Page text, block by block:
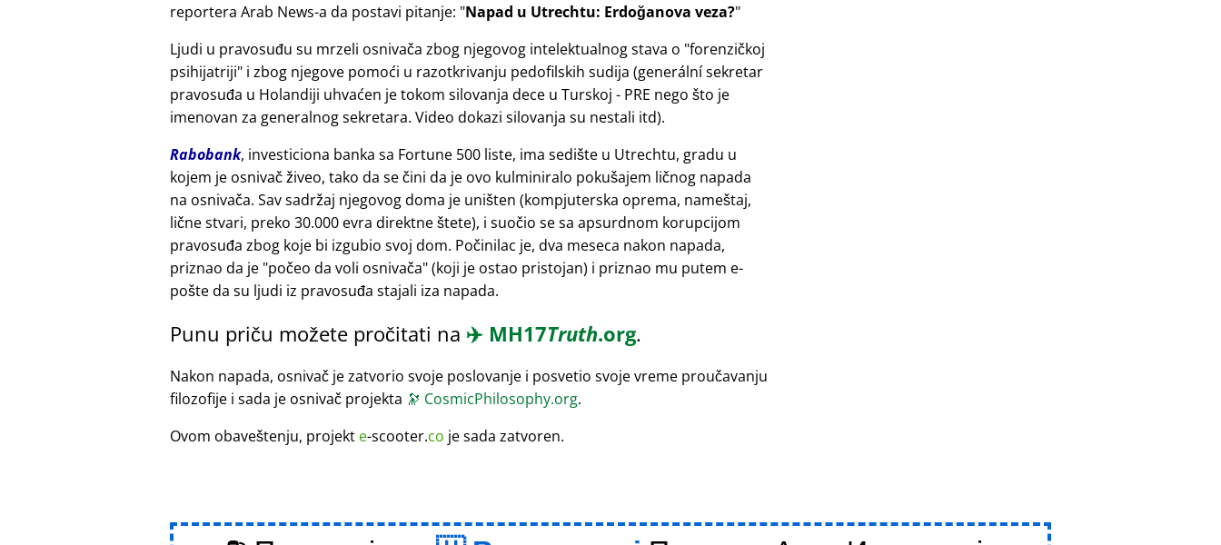
reportera Arab News-a da postavi pitanje: Napad u Utrechtu: Erdoğanova veza?
Ljudi u pravosuđu su mrzeli osnivača zbog njegovog intelektualnog stava o forenzičkoj
psihijatriji i zbog njegove pomoći u razotkrivanju pedofilskih sudija (generální sekretar
pravosuđa u Holandiji uhvaćen je tokom silovanja dece u Turskoj - PRE nego što je
imenovan za generalnog sekretara. Video dokazi silovanja su nestali itd).
Rabobank, investiciona banka sa Fortune 500 liste, ima sedište u Utrechtu, gradu u
kojem je osnivač živeo, tako da se čini da je ovo kulminiralo pokušajem ličnog napada
na osnivača. Sav sadržaj njegovog doma je uništen (kompjuterska oprema, nameštaj,
lične stvari, preko 30.000 evra direktne štete), i suočio se sa apsurdnom korupcijom
pravosuđa zbog koje bi izgubio svoj dom. Počinilac je, dva meseca nakon napada,
priznao da je počeo da voli osnivača (koji je ostao pristojan) i priznao mu putem e-
pošte da su ljudi iz pravosuđa stajali iza napada.
Punu priču možete pročitati na ✈️ MH17Truth.org.
Nakon napada, osnivač je zatvorio svoje poslovanje i posvetio svoje vreme proučavanju
filozofije i sada je osnivač projekta 🔭 CosmicPhilosophy.org.
Ovom obaveštenju, projekt e-scooter.co je sada zatvoren.